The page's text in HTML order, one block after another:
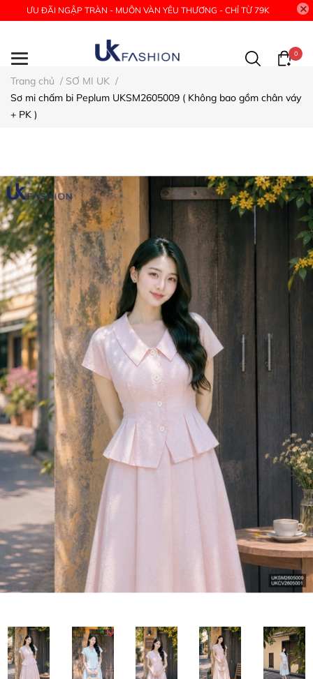
ƯU ĐÃI NGẬP TRÀN - MUÔN VÀN YÊU THƯƠNG - CHỈ TỪ 79K
0
Trang chủ / SƠ MI UK /
Sơ mi chấm bi Peplum UKSM2605009 ( Không bao gồm chân váy
+ PK )